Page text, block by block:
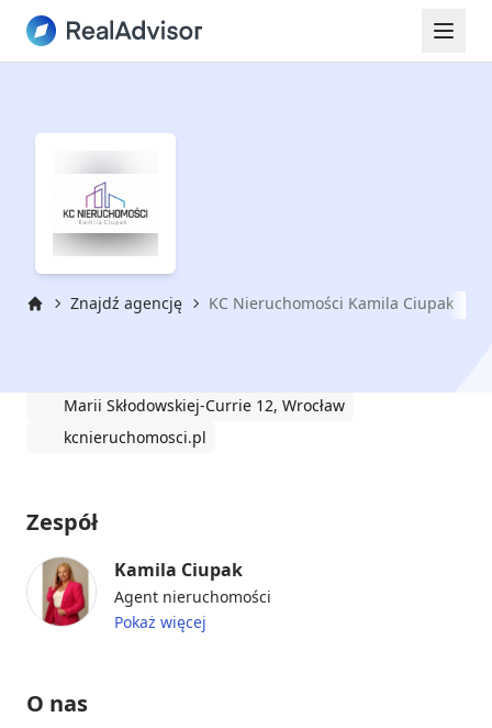
Znajdź agencję KC Nieruchomości Kamila Ciupak
Marii Skłodowskiej-Currie 12, Wrocław
kcnieruchomosci.pl
Zespół
Kamila Ciupak
Agent nieruchomości
Pokaż więcej
O nas